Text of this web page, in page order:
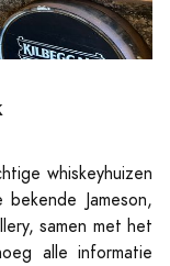
whiskeyhuizen
Jameson,
samen met het
alle informatie